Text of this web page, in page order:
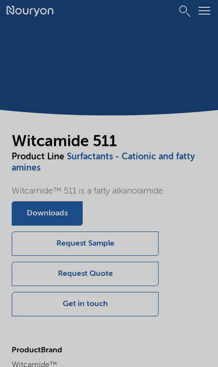
Witcamide 511
Product Line Surfactants - Cationic and fatty
amines
Witcamide™ 511 is a fatty alkanolamide.
Downloads
Request Sample
Request Quote
Get in touch
ProductBrand
Witcamide™